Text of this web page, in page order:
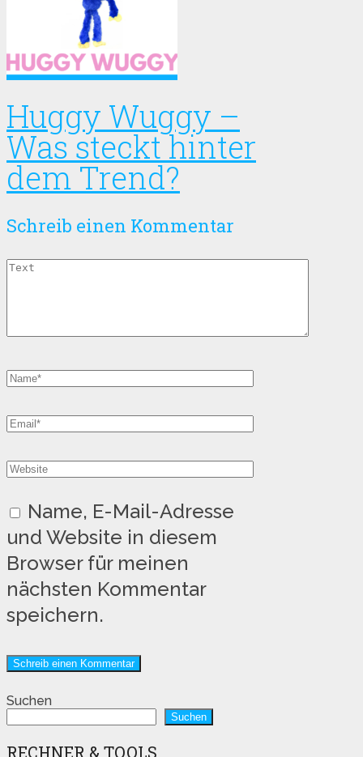
Huggy Wuggy –
Was steckt hinter
dem Trend?
Schreib einen Kommentar
Name, E-Mail-Adresse
und Website in diesem
Browser für meinen
nächsten Kommentar
speichern.
Suchen
Suchen
RECHNER & TOOLS